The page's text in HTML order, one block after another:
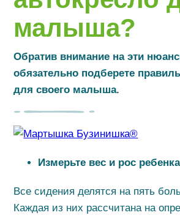
малыша?
Обратив внимание на эти
обязательно подберете
для своего малыша.
Измерьте вес и рос ребенка
Все сидения делятся на пять
Каждая из них рассчитана на